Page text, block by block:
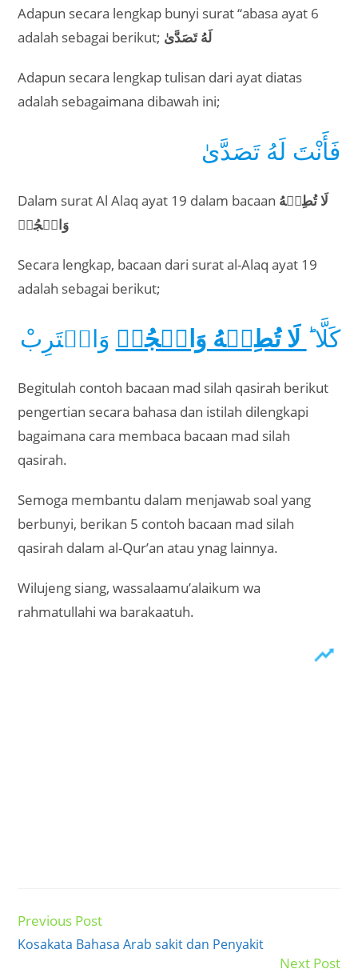
Adapun secara lengkap bunyi surat “abasa ayat 6
adalah sebagai berikut; لَهُ تَصَدَّىٰ
Adapun secara lengkap tulisan dari ayat diatas
adalah sebagaimana dibawah ini;
فَأَنْتَ لَهُ تَصَدَّىٰ
Dalam surat Al Alaq ayat 19 dalam bacaan لَا تُطِعۡهُ
وَاسۡجُدۡ
Secara lengkap, bacaan dari surat al-Alaq ayat 19
adalah sebagai berikut;
كَلَّا ؕ لَا تُطِعۡهُ وَاسۡجُدۡ وَاقۡتَرِبْ
Begitulah contoh bacaan mad silah qasirah berikut
pengertian secara bahasa dan istilah dilengkapi
bagaimana cara membaca bacaan mad silah
qasirah.
Semoga membantu dalam menjawab soal yang
berbunyi, berikan 5 contoh bacaan mad silah
qasirah dalam al-Qur’an atau ynag lainnya.
Wilujeng siang, wassalaamu’alaikum wa
rahmatullahi wa barakaatuh.
Read
articles
Previous Post
Kosakata Bahasa Arab sakit dan Penyakit
Next Post